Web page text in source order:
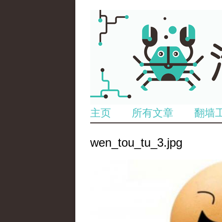
主页 所有文章 翻墙
wen_tou_tu_3.jpg